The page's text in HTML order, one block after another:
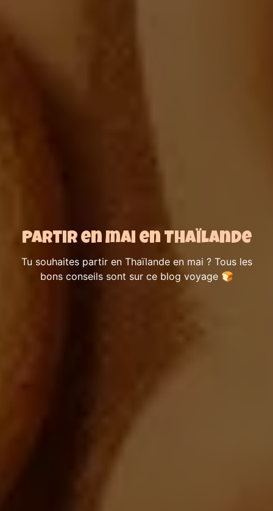
Partir en mai en Thaïlande
Tu souhaites partir en Thaïlande en mai ? Tous les
bons conseils sont sur ce blog voyage 🍞